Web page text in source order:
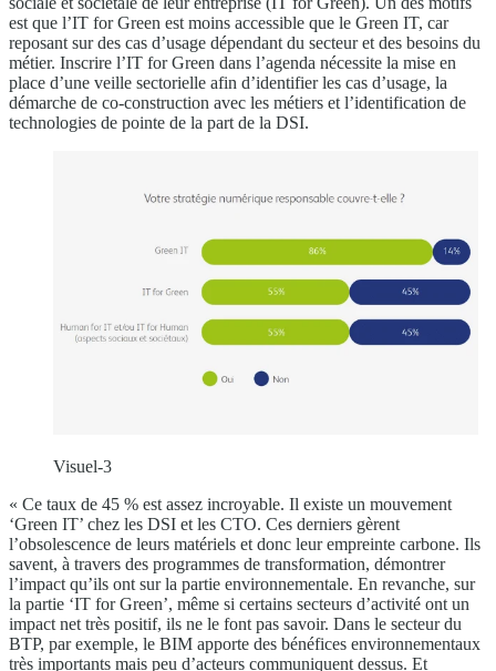
est que l’IT for Green est moins accessible que le Green IT, car
reposant sur des cas d’usage dépendant du secteur et des besoins du
métier. Inscrire l’IT for Green dans l’agenda nécessite la mise en
place d’une veille sectorielle afin d’identifier les cas d’usage, la
démarche de co-construction avec les métiers et l’identification de
technologies de pointe de la part de la DSI.
Visuel-3
« Ce taux de 45 % est assez incroyable. Il existe un mouvement
‘Green IT’ chez les DSI et les CTO. Ces derniers gèrent
l’obsolescence de leurs matériels et donc leur empreinte carbone. Ils
savent, à travers des programmes de transformation, démontrer
l’impact qu’ils ont sur la partie environnementale. En revanche, sur
la partie ‘IT for Green’, même si certains secteurs d’activité ont un
impact net très positif, ils ne le font pas savoir. Dans le secteur du
BTP, par exemple, le BIM apporte des bénéfices environnementaux
très importants mais peu d’acteurs communiquent dessus. Et